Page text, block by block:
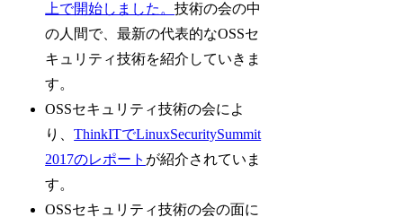
上で開始しました。技術の会の中
の人間で、最新の代表的なOSSセ
キュリティ技術を紹介していきま
す。
OSSセキュリティ技術の会によ
り、ThinkITでLinuxSecuritySummit
2017のレポート が紹介されていま
す。
OSSセキュリティ技術の会の面に